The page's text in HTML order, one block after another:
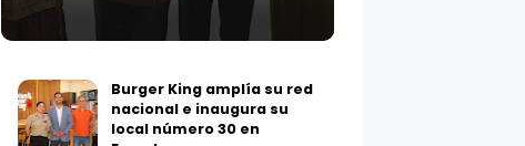
Burger King amplía su red
nacional e inaugura su
local número 30 en